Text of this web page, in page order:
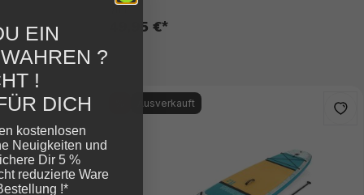
l/min
49,95 €*
Ausverkauft
EIN
?
!
DICH
kostenlosen
Neuigkeiten und
Dir 5 %
reduzierte Ware
!*